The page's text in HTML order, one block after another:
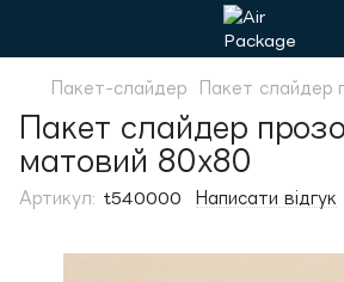
Пакет-слайдер Пакет слайдер
Пакет слайдер
матовий 80х80
Артикул: t540000 Написати відгук